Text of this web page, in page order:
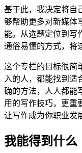
基于此，我决定将自
够帮助更多对新媒体
能。从选题定位到写
通俗易懂的方式，将
这个专栏的目标很简
入的人，都能找到适
确的方法，人人都能
用的写作技巧，更重
让写作成为你职业发
我能得到什么